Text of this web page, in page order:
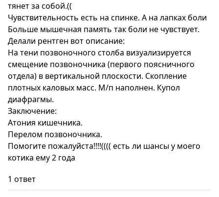
тянет за собой.((
Чувствительность есть на спинке. А на лапках боли
Больше мышечная память так боли не чувствует.
Делали рентген вот описание:
На тени позвоночного столба визуализируется
смещение позвоночника (первого поясничного
отдела) в вертикальной плоскости. Скопление
плотных каловых масс. М/п наполнен. Купол
диафрагмы.
Заключение:
Атония кишечника.
Перелом позвоночника.
Помогите пожалуйста!!!!(((( есть ли шансы у моего
котика ему 2 года
1 ответ